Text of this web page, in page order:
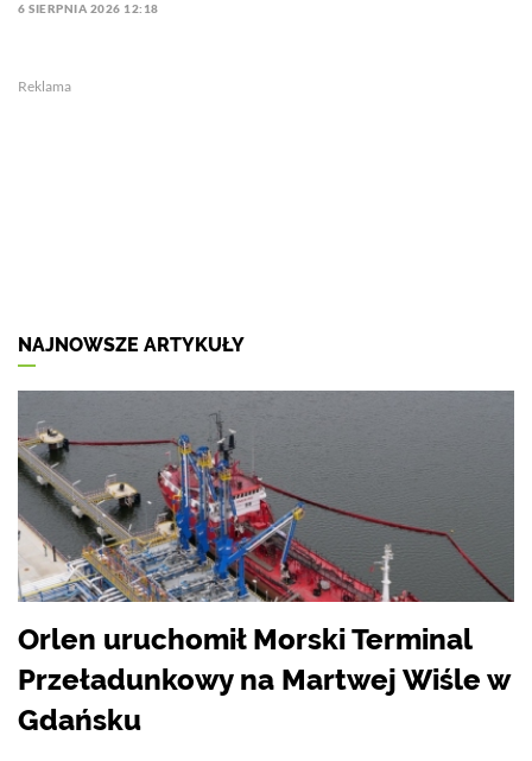
6 SIERPNIA 2026 12:18
Reklama
NAJNOWSZE ARTYKUŁY
Orlen uruchomił Morski Terminal
Przeładunkowy na Martwej Wiśle w
Gdańsku